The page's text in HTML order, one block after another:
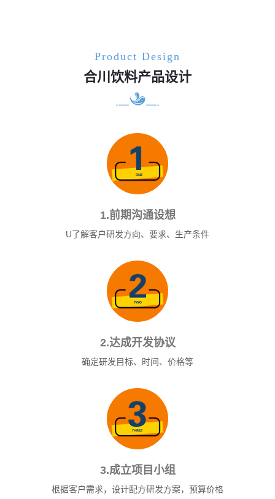
Product Design
合川饮料产品设计
1.前期沟通设想
U了解客户研发方向、要求、生产条件
2.达成开发协议
确定研发目标、时间、价格等
3.成立项目小组
根据客户需求，设计配方研发方案，预算价格